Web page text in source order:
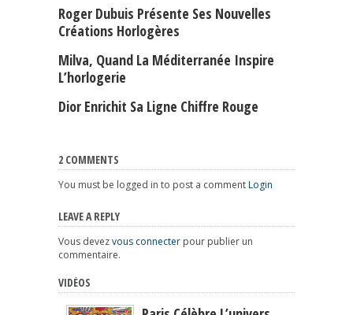
Roger Dubuis Présente Ses Nouvelles
Créations Horlogères
Milva, Quand La Méditerranée Inspire
L’horlogerie
Dior Enrichit Sa Ligne Chiffre Rouge
2 COMMENTS
You must be logged in to post a commentLogin
LEAVE A REPLY
Vous devezvous connecter pour publier un
commentaire.
VIDÉOS